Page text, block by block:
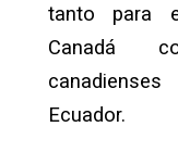
tanto para
Canadá
Ecuador.